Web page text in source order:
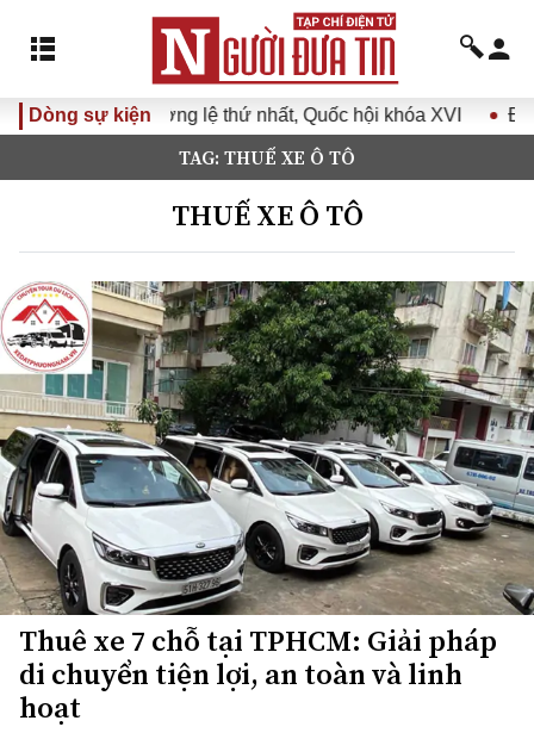
Dòng sự kiện
thứ nhất, Quốc hội khóa XVI Đưa Nghị quyết Đại hội
TAG: THUẾ XE Ô TÔ
THUẾ XE Ô TÔ
Thuê xe 7 chỗ tại TPHCM: Giải pháp
di chuyển tiện lợi, an toàn và linh
hoạt